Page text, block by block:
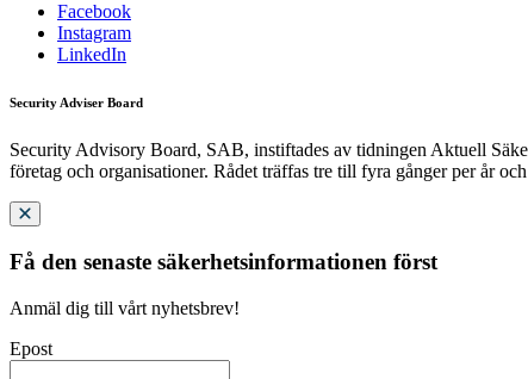
Facebook
Instagram
LinkedIn
Security Adviser Board
Security Advisory Board, SAB, instiftades av tidningen Aktuell
företag och organisationer. Rådet träffas tre till fyra gånger per år
Få den senaste säkerhetsinformationen först
Anmäl dig till vårt nyhetsbrev!
Epost